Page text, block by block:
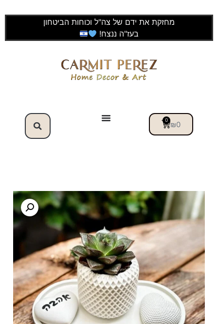
מחזקת את ידם של צה"ל וכוחות הביטחון
בעז"ה ננצח!
₪0
0